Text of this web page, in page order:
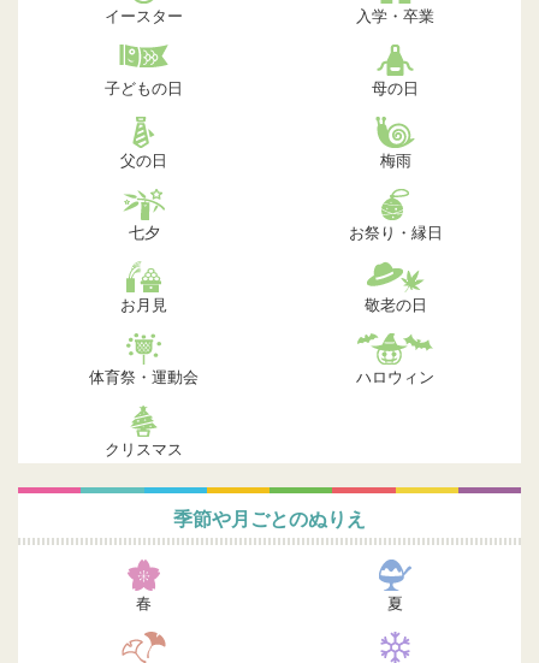
イースター 入学・卒業
子どもの日 母の日
父の日 梅雨
七夕 お祭り・縁日
お月見 敬老の日
体育祭・運動会 ハロウィン
クリスマス
季節や月ごとのぬりえ
春 夏